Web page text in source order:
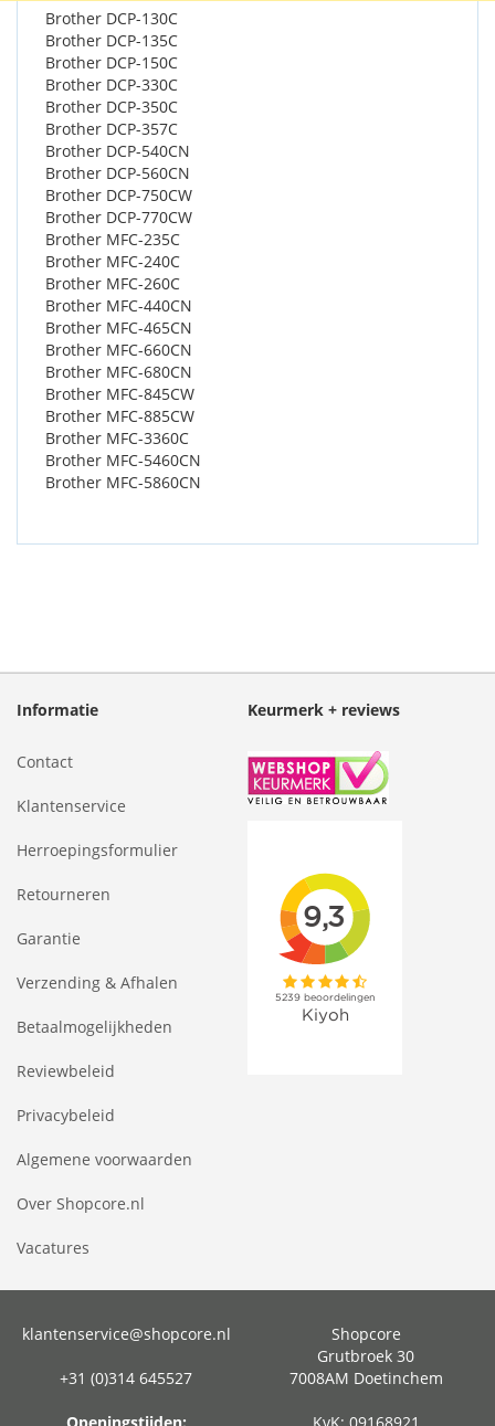
Brother DCP-130C
Brother DCP-135C
Brother DCP-150C
Brother DCP-330C
Brother DCP-350C
Brother DCP-357C
Brother DCP-540CN
Brother DCP-560CN
Brother DCP-750CW
Brother DCP-770CW
Brother MFC-235C
Brother MFC-240C
Brother MFC-260C
Brother MFC-440CN
Brother MFC-465CN
Brother MFC-660CN
Brother MFC-680CN
Brother MFC-845CW
Brother MFC-885CW
Brother MFC-3360C
Brother MFC-5460CN
Brother MFC-5860CN
Informatie
Contact
Klantenservice
Herroepingsformulier
Retourneren
Garantie
Verzending & Afhalen
Betaalmogelijkheden
Reviewbeleid
Privacybeleid
Algemene voorwaarden
Over Shopcore.nl
Vacatures
Keurmerk + reviews
klantenservice@shopcore.nl
+31 (0)314 645527
Shopcore
Grutbroek 30
7008AM Doetinchem